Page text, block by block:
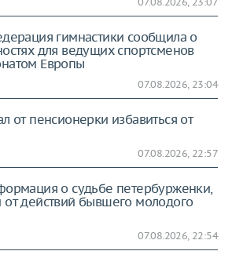
гимнастики сообщила о
для ведущих спортсменов
Европы
07.08.2026, 23:04
от пенсионерки избавиться от
07.08.2026, 22:57
о судьбе петербурженки,
от действий бывшего молодого
07.08.2026, 22:54